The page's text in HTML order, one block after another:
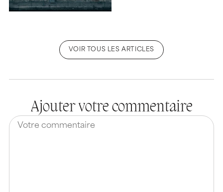
VOIR TOUS LES ARTICLES
Ajouter votre commentaire